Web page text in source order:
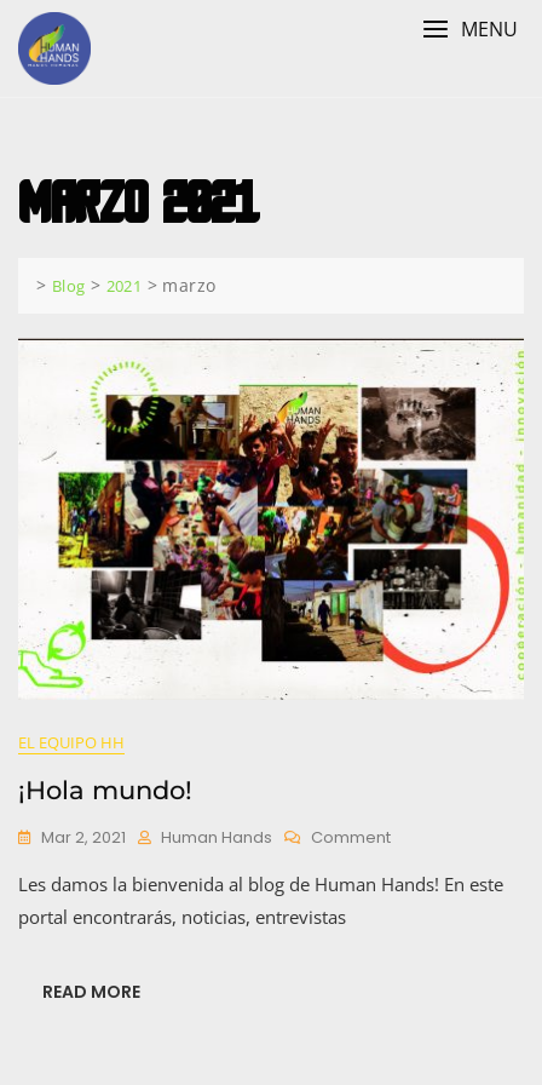
Skip
content
MENU
marzo 2021
> Blog > 2021 > marzo
EL EQUIPO HH
¡Hola mundo!
Mar 2, 2021 Human Hands CommentOn
Mundo!
Les damos la bienvenida al blog de Human Hands! En este
portal encontrarás, noticias, entrevistas
READ MORE